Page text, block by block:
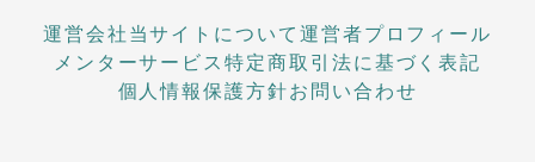
運営会社当サイトについて運営者プロフィール
メンターサービス特定商取引法に基づく表記
個人情報保護方針お問い合わせ